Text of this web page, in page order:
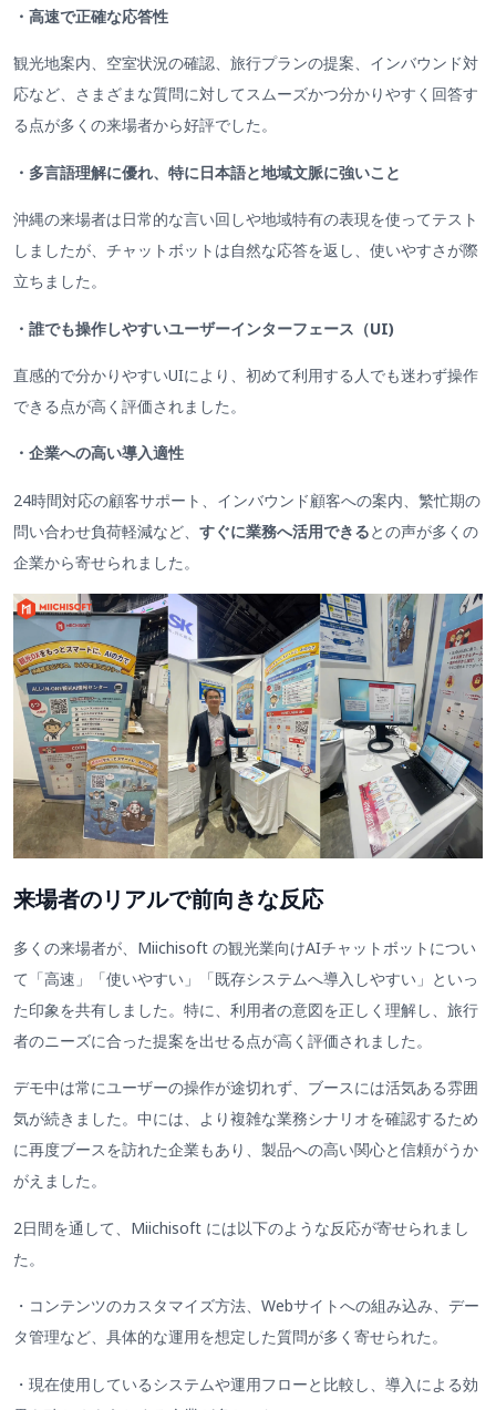
・高速で正確な応答性
観光地案内、空室状況の確認、旅行プランの提案、インバウンド対
応など、さまざまな質問に対してスムーズかつ分かりやすく回答す
る点が多くの来場者から好評でした。
・多言語理解に優れ、特に日本語と地域文脈に強いこと
沖縄の来場者は日常的な言い回しや地域特有の表現を使ってテスト
しましたが、チャットボットは自然な応答を返し、使いやすさが際
立ちました。
・誰でも操作しやすいユーザーインターフェース（UI)
直感的で分かりやすいUIにより、初めて利用する人でも迷わず操作
できる点が高く評価されました。
・企業への高い導入適性
24時間対応の顧客サポート、インバウンド顧客への案内、繁忙期の
問い合わせ負荷軽減など、 すぐに業務へ活用できるとの声が多くの
企業から寄せられました。
来場者のリアルで前向きな反応
多くの来場者が、Miichisoft の観光業向けAIチャットボットについ
て「高速」「使いやすい」「既存システムへ導入しやすい」といっ
た印象を共有しました。特に、利用者の意図を正しく理解し、旅行
者のニーズに合った提案を出せる点が高く評価されました。
デモ中は常にユーザーの操作が途切れず、ブースには活気ある雰囲
気が続きました。中には、より複雑な業務シナリオを確認するため
に再度ブースを訪れた企業もあり、製品への高い関心と信頼がうか
がえました。
2日間を通して、Miichisoft には以下のような反応が寄せられまし
た。
・コンテンツのカスタマイズ方法、Webサイトへの組み込み、デー
タ管理など、具体的な運用を想定した質問が多く寄せられた。
・現在使用しているシステムや運用フローと比較し、導入による効